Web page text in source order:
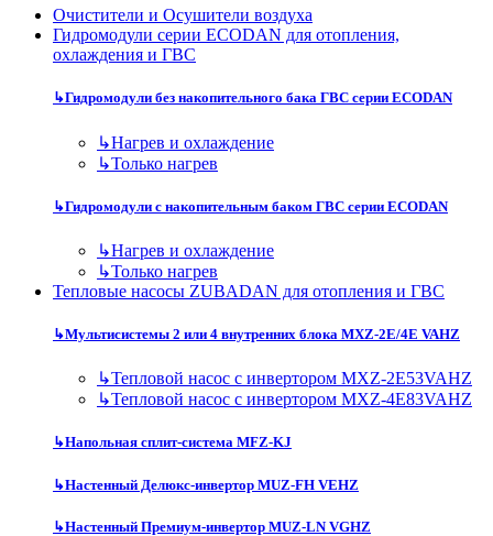
Очистители и Осушители воздуха
Гидромодули серии ECODAN для отопления,
охлаждения и ГВС
↳Гидромодули без накопительного бака ГВС серии ECODAN
↳Нагрев и охлаждение
↳Только нагрев
↳Гидромодули с накопительным баком ГВС серии ECODAN
↳Нагрев и охлаждение
↳Только нагрев
Тепловые насосы ZUBADAN для отопления и ГВС
↳Мультисистемы 2 или 4 внутренних блока MXZ-2E/4E VAHZ
↳Тепловой насос с инвертором MXZ-2E53VAHZ
↳Тепловой насос с инвертором MXZ-4E83VAHZ
↳Напольная сплит-система MFZ-KJ
↳Настенный Делюкс-инвертор MUZ-FH VEHZ
↳Настенный Премиум-инвертор MUZ-LN VGHZ